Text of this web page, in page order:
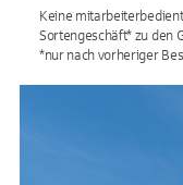
Keine
Sortengeschäft* zu den
*nur nach vorheriger